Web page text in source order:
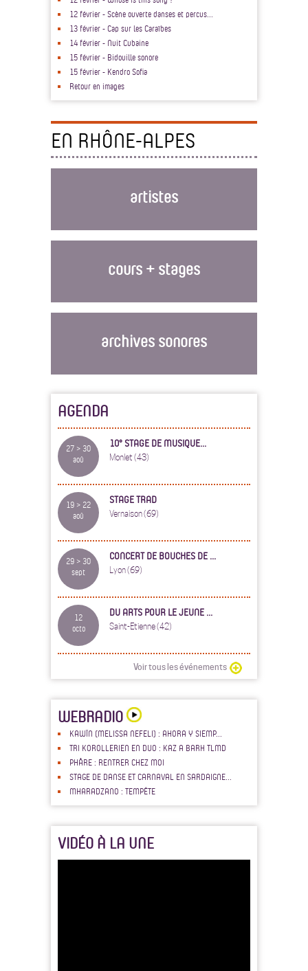
12 février - Scène ouverte danses et percus...
13 février - Cap sur les Caraïbes
14 février - Nuit Cubaine
15 février - Bidouille sonore
15 février - Kendro Sofia
Retour en images
EN RHÔNE-ALPES
artistes
cours + stages
archives sonores
AGENDA
27 > 30
aoû
10° STAGE DE MUSIQUE...
Monlet (43)
19 > 22
aoû
STAGE TRAD
Vernaison (69)
29 > 30
sept
CONCERT DE BOUCHES DE ...
Lyon (69)
12
octo
DU ARTS POUR LE JEUNE ...
Saint-Etienne (42)
Voir tous les événements
WEBRADIO
KAWÏN (MELISSA NEFELI) : AHORA Y SIEMP...
TRI KOROLLERIEN EN DUO : KAZ A BARH TLMD
PHÅRE : RENTRER CHEZ MOI
STAGE DE DANSE ET CARNAVAL EN SARDAIGNE...
MHARADZANO : TEMPÊTE
VIDÉO À LA UNE